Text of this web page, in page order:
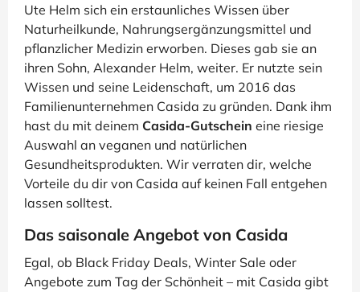
Ute Helm sich ein erstaunliches Wissen über
Naturheilkunde, Nahrungsergänzungsmittel und
pflanzlicher Medizin erworben. Dieses gab sie an
ihren Sohn, Alexander Helm, weiter. Er nutzte sein
Wissen und seine Leidenschaft, um 2016 das
Familienunternehmen Casida zu gründen. Dank ihm
hast du mit deinem Casida-Gutschein eine riesige
Auswahl an veganen und natürlichen
Gesundheitsprodukten. Wir verraten dir, welche
Vorteile du dir von Casida auf keinen Fall entgehen
lassen solltest.
Das saisonale Angebot von Casida
Egal, ob Black Friday Deals, Winter Sale oder
Angebote zum Tag der Schönheit – mit Casida gibt